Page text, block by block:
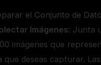
el Conjunto de
Imágenes: Junta
imágenes que
que deseas capturar.